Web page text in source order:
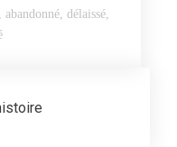
délaissé,